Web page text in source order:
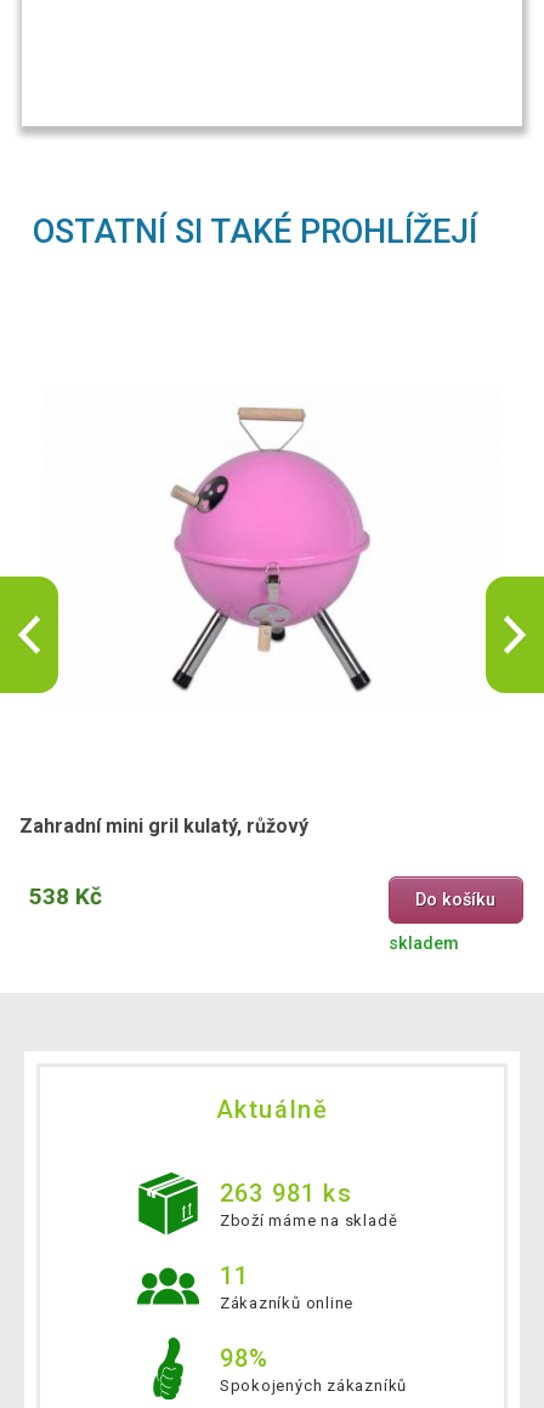
OSTATNÍ SI TAKÉ PROHLÍŽEJÍ
Zahradní mini gril kulatý, růžový
538 Kč Do košíku
skladem
Aktuálně
263 981 ks
Zboží máme na skladě
11
Zákazníků online
98%
Spokojených zákazníků